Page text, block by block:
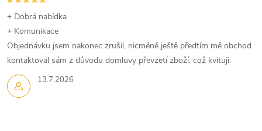
v
k
y
v
ý
13.7.2026
+ Dobrá nabídka
+ Komunikace
Objednávku jsem nakonec zrušil, nicméně ještě předtím mě obchod
kontaktoval sám z důvodu domluvy převzetí zboží, což kvituji.